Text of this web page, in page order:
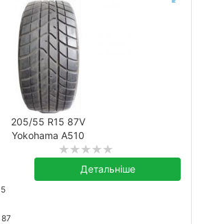
205/55 R15 87V
Yokohama A510
Детальніше